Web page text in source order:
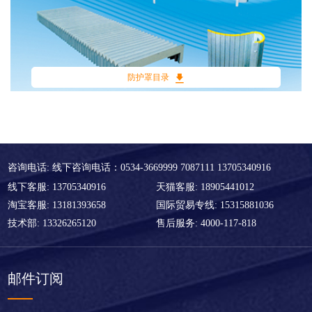
防护罩目录
咨询电话: 线下咨询电话：0534-3669999 7087111 13705340916
线下客服: 13705340916
天猫客服: 18905441012
淘宝客服: 13181393658
国际贸易专线: 15315881036
技术部: 13326265120
售后服务: 4000-117-818
邮件订阅